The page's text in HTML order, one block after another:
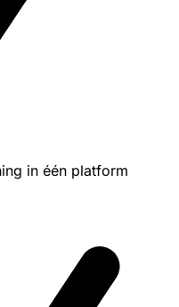
in één platform